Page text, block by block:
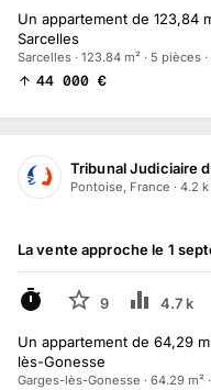
Un appartement de 123,84
Sarcelles
Sarcelles · 123.84 m² · 5 pièces
44 000 €
Tribunal Judiciaire
Pontoise, France · 4.2 k
À VENIR
La vente approche le 1
9 4.7 k
Un appartement de 64,29
lès-Gonesse
Garges-lès-Gonesse · 64.29 m²